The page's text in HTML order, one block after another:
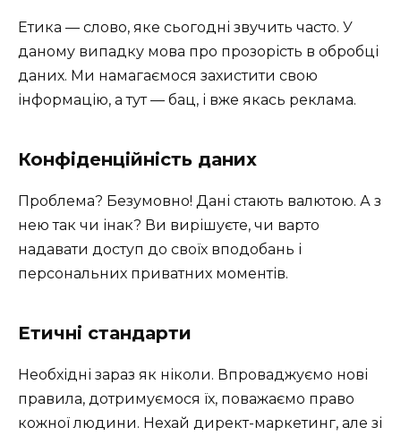
Етика — слово, яке сьогодні звучить часто. У
даному випадку мова про прозорість в обробці
даних. Ми намагаємося захистити свою
інформацію, а тут — бац, і вже якась реклама.
Конфіденційність даних
Проблема? Безумовно! Дані стають валютою. А з
нею так чи інак? Ви вирішуєте, чи варто
надавати доступ до своїх вподобань і
персональних приватних моментів.
Етичні стандарти
Необхідні зараз як ніколи. Впроваджуємо нові
правила, дотримуємося їх, поважаємо право
кожної людини. Нехай директ-маркетинг, але зі